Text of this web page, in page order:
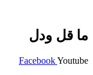
ما قل ودل
FacebookYoutube